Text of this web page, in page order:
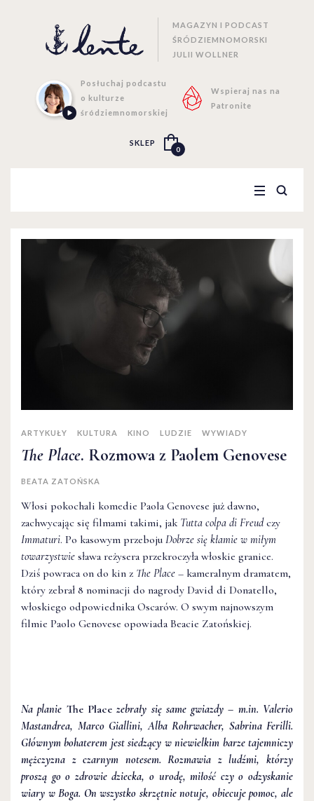
MAGAZYN I PODCAST
ŚRÓDZIEMNOMORSKI
JULII WOLLNER
Posłuchaj podcastu
o kulturze
śródziemnomorskiej
Wspieraj nas na
Patronite
SKLEP
0
ARTYKUŁY KULTURA KINO LUDZIE WYWIADY
The Place. Rozmowa z Paolem Genovese
BEATA ZATOŃSKA
Włosi pokochali komedie Paola Genovese już dawno,
zachwycając się filmami takimi, jak Tutta colpa di Freudczy
Immaturi. Po kasowym przeboju Dobrze się kłamie w miłym
towarzystwie sława reżysera przekroczyła włoskie granice.
Dziś powraca on do kin z The Place – kameralnym dramatem,
który zebrał 8 nominacji do nagrody David di Donatello,
włoskiego odpowiednika Oscarów. O swym najnowszym
filmie Paolo Genovese opowiada Beacie Zatońskiej.
Na planie The Placezebrały się same gwiazdy – m.in. Valerio
Mastandrea, Marco Giallini, Alba Rohrwacher, Sabrina Ferilli.
Głównym bohaterem jest siedzący w niewielkim barze tajemniczy
mężczyzna z czarnym notesem. Rozmawia z ludźmi, którzy
proszą go o zdrowie dziecka, o urodę, miłość czy o odzyskanie
wiary w Boga. On wszystko skrzętnie notuje, obiecuje pomoc, ale